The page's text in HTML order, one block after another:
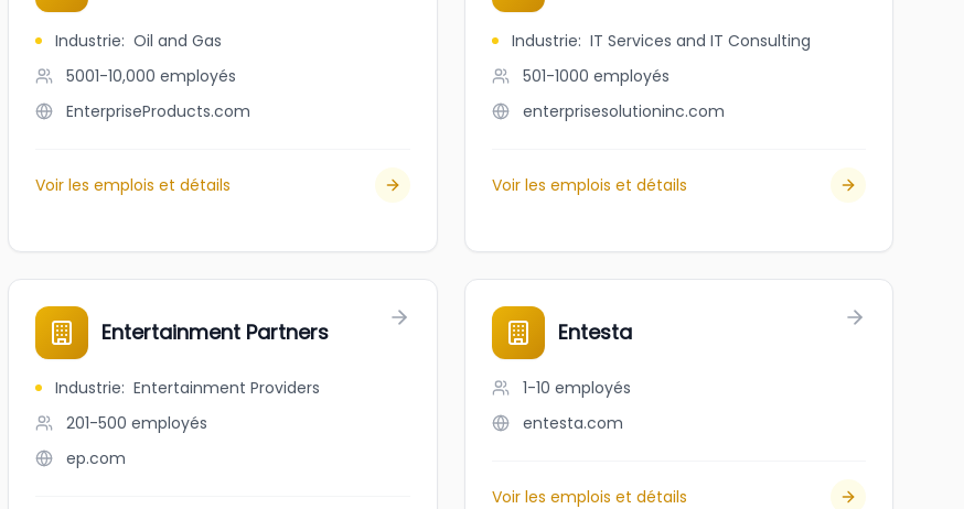
Industrie: Oil and Gas
5001-10,000 employés
EnterpriseProducts.com
Voir les emplois et détails
Industrie: IT Services and IT Consulting
501-1000 employés
enterprisesolutioninc.com
Voir les emplois et détails
Entertainment Partners
Industrie: Entertainment Providers
201-500 employés
ep.com
Entesta
1-10 employés
entesta.com
Voir les emplois et détails